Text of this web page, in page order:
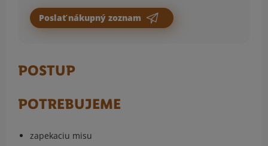
Poslať nákupný zoznam
POSTUP
POTREBUJEME
zapekaciu misu